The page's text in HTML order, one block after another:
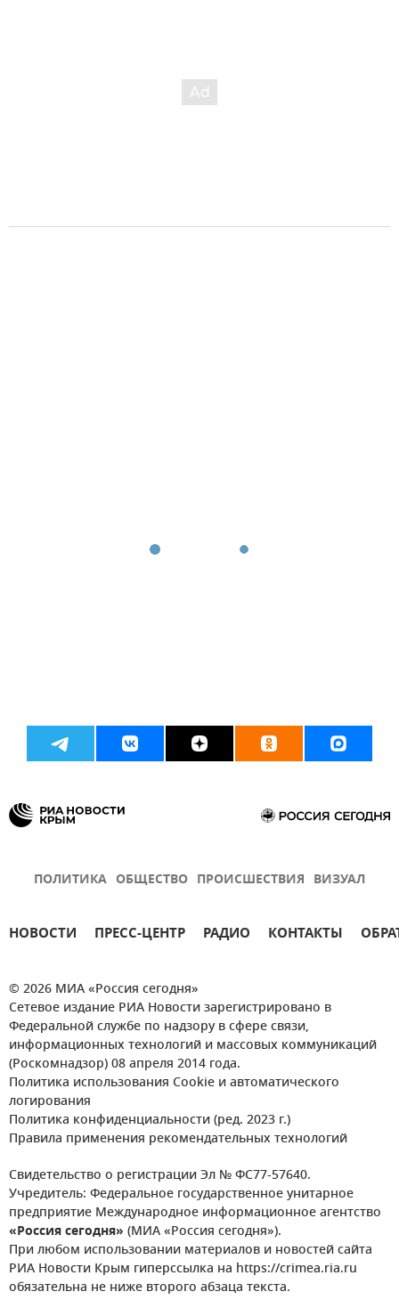
ПОЛИТИКА ОБЩЕСТВО ПРОИСШЕСТВИЯ ВИЗУАЛ
НОВОСТИ ПРЕСС-ЦЕНТР РАДИО КОНТАКТЫ
© 2026 МИА «Россия сегодня»
Сетевое издание РИА Новости зарегистрировано в
Федеральной службе по надзору в сфере связи,
информационных технологий и массовых коммуникаций
(Роскомнадзор) 08 апреля 2014 года.
Политика использования Cookie и автоматического
логирования
Политика конфиденциальности (ред. 2023 г.)
Правила применения рекомендательных технологий
Свидетельство о регистрации Эл № ФС77-57640.
Учредитель: Федеральное государственное унитарное
предприятие Международное информационное агентство
«Россия сегодня» (МИА «Россия сегодня»).
При любом использовании материалов и новостей сайта
РИА Новости Крым гиперссылка на https://crimea.ria.ru
обязательна не ниже второго абзаца текста.